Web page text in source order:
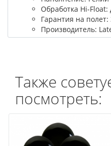
Обработка Hi-Float:
Гарантия на полет:
Производитель:
Также
посмотреть: